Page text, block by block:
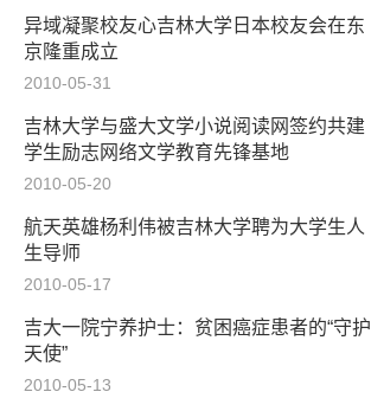
异域凝聚校友心吉林大学日本校友会在东
京隆重成立
2010-05-31
吉林大学与盛大文学小说阅读网签约共建
学生励志网络文学教育先锋基地
2010-05-20
航天英雄杨利伟被吉林大学聘为大学生人
生导师
2010-05-17
吉大一院宁养护士：贫困癌症患者的“守护
天使”
2010-05-13